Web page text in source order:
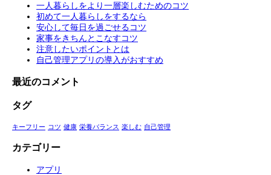
一人暮らしをより一層楽しむためのコツ
初めて一人暮らしをするなら
安心して毎日を過ごせるコツ
家事をきちんとこなすコツ
注意したいポイントとは
自己管理アプリの導入がおすすめ
最近のコメント
タグ
キーフリー コツ 健康 栄養バランス 楽しむ 自己管理
カテゴリー
アプリ